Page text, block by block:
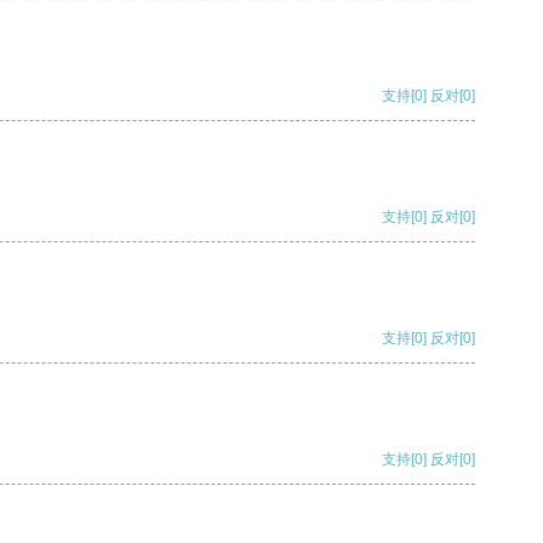
支持[0] 反对[0]
支持[0] 反对[0]
支持[0] 反对[0]
支持[0] 反对[0]